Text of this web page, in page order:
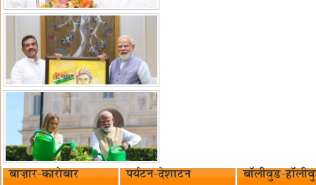
बाज़ार-कारोबार पर्यटन-देशाटन बॉलीवुड-